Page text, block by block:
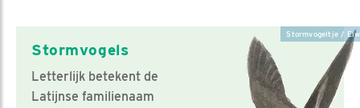
Stormvogeltje /
Stormvogels
Letterlijk betekent de
Latijnse familienaam